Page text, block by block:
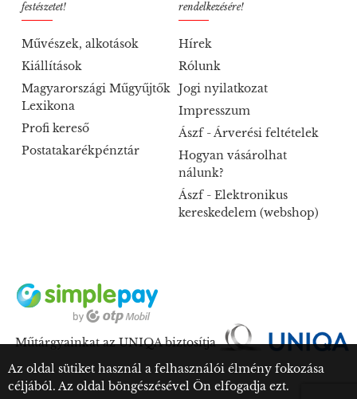
festészetet!
Művészek, alkotások
Kiállítások
Magyarországi Műgyűjtők
Lexikona
Profi kereső
Postatakarékpénztár
rendelkezésére!
Hírek
Rólunk
Jogi nyilatkozat
Impresszum
Ászf - Árverési feltételek
Hogyan vásárolhat
nálunk?
Ászf - Elektronikus
kereskedelem (webshop)
Műtárgyainkat az UNIQA biztosítja
Az oldal sütiket használ a felhasználói élmény fokozása
céljából. Az oldal böngészésével Ön elfogadja ezt.